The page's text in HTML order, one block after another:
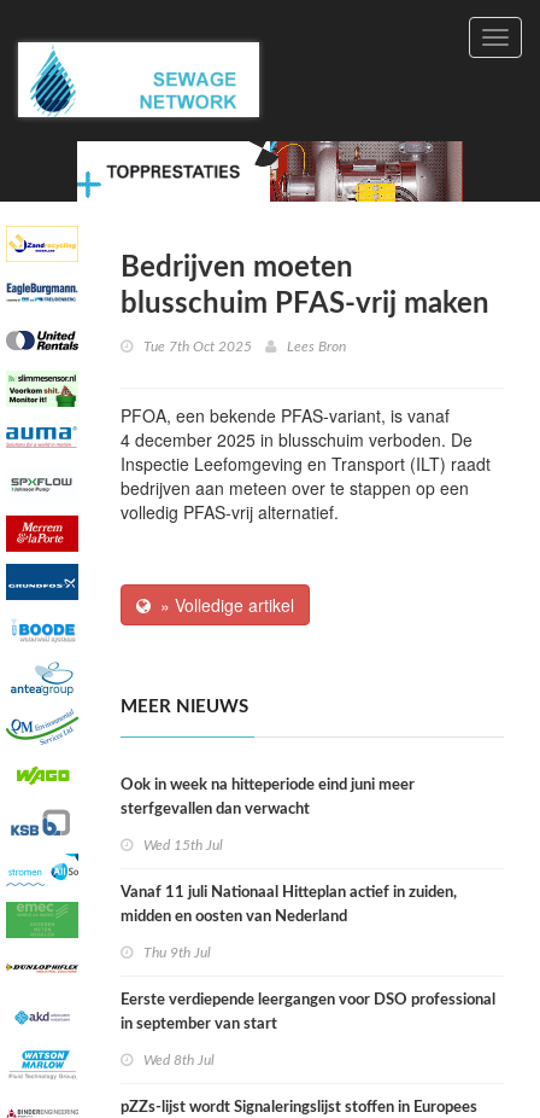
Bedrijven moeten
blusschuim PFAS-vrij maken
Tue 7th Oct 2025 Lees Bron
PFOA, een bekende PFAS-variant, is vanaf
4 december 2025 in blusschuim verboden. De
Inspectie Leefomgeving en Transport (ILT) raadt
bedrijven aan meteen over te stappen op een
volledig PFAS-vrij alternatief.
» Volledige artikel
MEER NIEUWS
Ook in week na hitteperiode eind juni meer
sterfgevallen dan verwacht
Wed 15th Jul
Vanaf 11 juli Nationaal Hitteplan actief in zuiden,
midden en oosten van Nederland
Thu 9th Jul
Eerste verdiepende leergangen voor DSO professional
in september van start
Wed 8th Jul
pZZs-lijst wordt Signaleringslijst stoffen in Europees